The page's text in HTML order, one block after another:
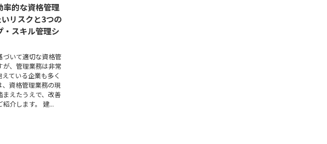
率的な資格管理
リスクと3つの
スキル管理シ
づいて適切な資格管
、管理業務は非常
ている企業も多く
資格管理業務の現
えたうえで、改善
介します。 建...